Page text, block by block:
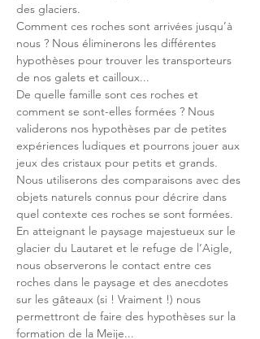
des glaciers.
Comment ces roches sont arrivées jusqu’à
nous ? Nous éliminerons les différentes
hypothèses pour trouver les transporteurs
de nos galets et cailloux...
De quelle famille sont ces roches et
comment se sont-elles formées ? Nous
validerons nos hypothèses par de petites
expériences ludiques et pourrons jouer aux
jeux des cristaux pour petits et grands.
Nous utiliserons des comparaisons avec des
objets naturels connus pour décrire dans
quel contexte ces roches se sont formées.
En atteignant le paysage majestueux sur le
glacier du Lautaret et le refuge de l’Aigle,
nous observerons le contact entre ces
roches dans le paysage et des anecdotes
sur les gâteaux (si ! Vraiment !) nous
permettront de faire des hypothèses sur la
formation de la Meije...